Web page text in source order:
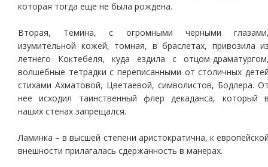
которая тогда еще не была рождена.
Вторая, Темина, с огромными черными
изумительной кожей, томная, в браслетах, привозила
летнего Коктебеля, куда ездила с отцом-
волшебные тетрадки с переписанными от столичных
стихами Ахматовой, Цветаевой, символистов, Бодлера.
нее исходил таинственный флер декаданса, который
наших стенах запрещался.
Ламинка – в высшей степени аристократична, к
внешности прилагалась сдержанность в манерах.